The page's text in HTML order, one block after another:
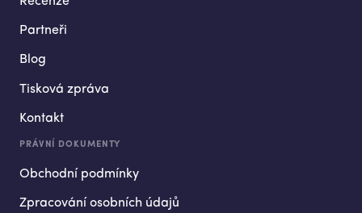
Partneři
Blog
Tisková zpráva
Kontakt
PRÁVNÍ DOKUMENTY
Obchodní podmínky
Zpracování osobních údajů